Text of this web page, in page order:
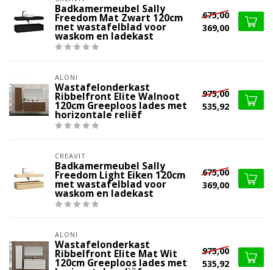
Badkamermeubel Sally
Freedom Mat Zwart 120cm
met wastafelblad voor
waskom en ladekast
675,00
369,00
ALONI
Wastafelonderkast
Ribbelfront Elite Walnoot
120cm Greeploos lades met
horizontale reliëf
975,00
535,92
CREAVIT
Badkamermeubel Sally
Freedom Light Eiken 120cm
met wastafelblad voor
waskom en ladekast
675,00
369,00
ALONI
Wastafelonderkast
Ribbelfront Elite Mat Wit
120cm Greeploos lades met
975,00
535,92